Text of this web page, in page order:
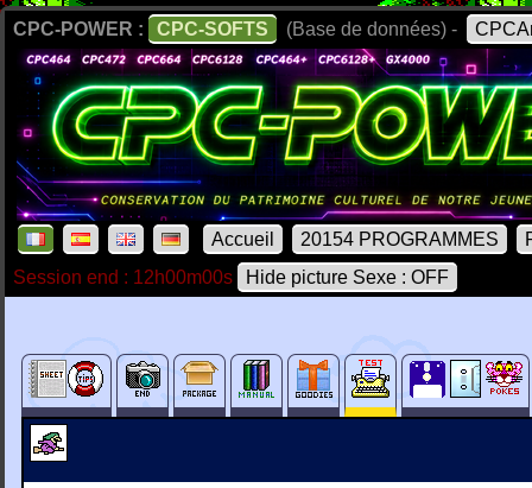
CPC-POWER : CPC-SOFTS (Base de données) -
Accueil 20154 PROGRAMMES
Session end : 12h00m00s
Hide picture Sexe : OFF